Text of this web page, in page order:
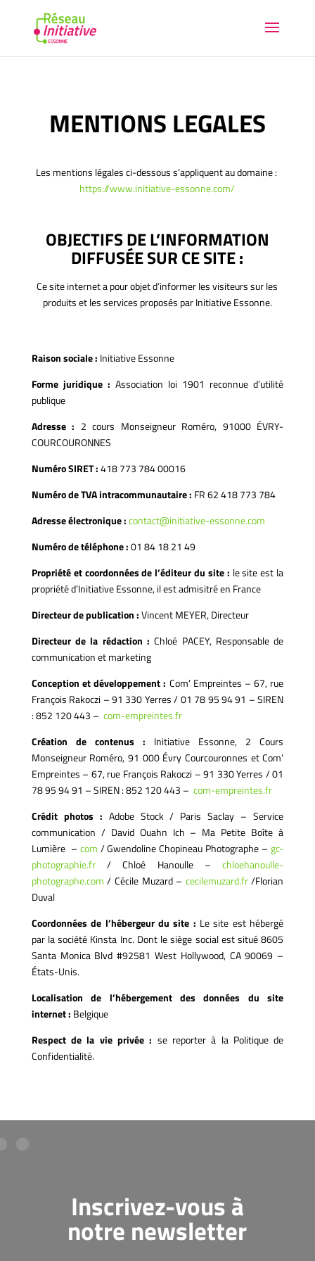
MENTIONS LEGALES
Les mentions légales ci-dessous s’appliquent au domaine :
https://www.initiative-essonne.com/
OBJECTIFS DE L’INFORMATION
DIFFUSÉE SUR CE SITE :
Ce site internet a pour objet d’informer les visiteurs sur les
produits et les services proposés par Initiative Essonne.
Raison sociale : Initiative Essonne
Forme juridique : ​ Association loi 1901 reconnue d’utilité
publique
Adresse : 2 cours Monseigneur Roméro, 91000 ÉVRY-
COURCOURONNES
Numéro SIRET :418 773 784 00016
Numéro de TVA intracommunautaire : FR 62 418 773 784
Adresse électronique :contact@initiative-essonne.com
Numéro de téléphone :01 84 18 21 49
Propriété et coordonnées de l’éditeur du site : le site est la
propriété d’Initiative Essonne, il est admisitré en France
Directeur de publication :Vincent MEYER, Directeur
Directeur de la rédaction :Chloé PACEY, Responsable de
communication et marketing
Conception et développement : Com’ Empreintes – 67, rue
François Rakoczi – 91 330 Yerres / 01 78 95 94 91 – SIREN
: 852 120 443 – com-empreintes.fr
Création de contenus : Initiative Essonne, 2 Cours
Monseigneur Roméro, 91 000 Évry Courcouronnes et Com’
Empreintes – 67, rue François Rakoczi – 91 330 Yerres / 01
78 95 94 91 – SIREN : 852 120 443 – com-empreintes.fr
Crédit photos : Adobe Stock / Paris Saclay – Service
communication / David Ouahn Ich – Ma Petite Boîte à
Lumière – com / Gwendoline Chopineau Photographe –gc-
photographie.fr/ Chloé Hanoulle –chloehanoulle-
photographe.com/ Cécile Muzard – cecilemuzard.fr/Florian
Duval
Coordonnées de l’hébergeur du site : Le site est hébergé
par la société Kinsta Inc. Dont le siège social est situé 8605
Santa Monica Blvd #92581 West Hollywood, CA 90069 –
États-Unis.
Localisation de l’hébergement des données du site
internet : Belgique
Respect de la vie privée : se reporter à la Politique de
Confidentialité.
Inscrivez-vous à
notre newsletter